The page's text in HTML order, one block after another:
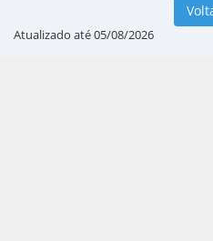
Atualizado até 05/08/2026